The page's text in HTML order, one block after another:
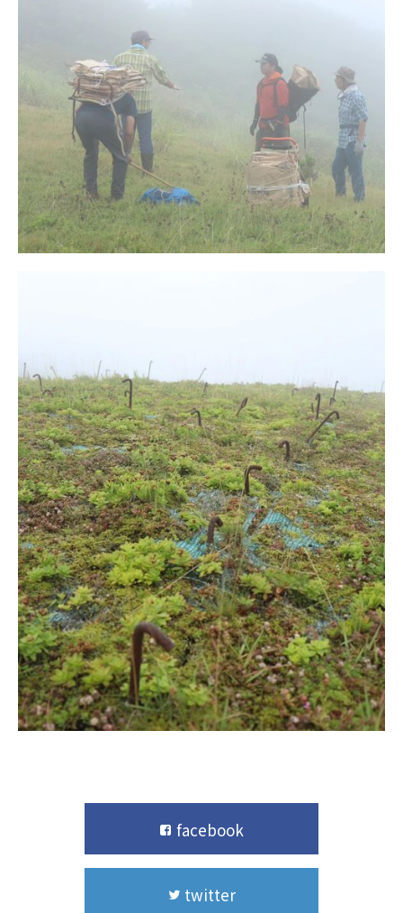
facebook
twitter